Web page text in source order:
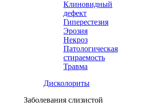
Клиновидный
дефект
Гиперестезия
Эрозия
Некроз
Патологическая
стираемость
Травма
Дисколориты
Заболевания слизистой